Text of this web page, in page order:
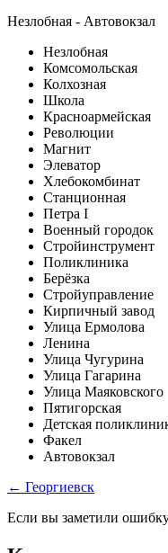
Незлобная - Автовокзал
Незлобная
Комсомольская
Колхозная
Школа
Красноармейская
Революции
Магнит
Элеватор
Хлебокомбинат
Станционная
Петра I
Военный городок
Стройинструмент
Поликлиника
Берёзка
Стройуправление
Кирпичный завод
Улица Ермолова
Ленина
Улица Чугурина
Улица Гагарина
Улица Маяковского
Пятигорская
Детская
Факел
Автовокзал
← Георгиевск
Если вы заметили